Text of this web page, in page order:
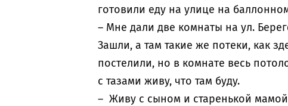
готовили еду на улице на
– Мне дали две комнаты на ул.
Зашли, а там такие же потеки, как
постелили, но в комнате весь
с тазами живу, что там буду.
– Живу с сыном и старенькой